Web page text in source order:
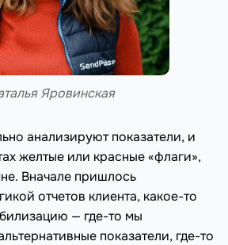
Яровинская
анализируют показатели, и
желтые или красные «флаги»,
Вначале пришлось
отчетов клиента, какое-то
— где-то мы
показатели, где-то